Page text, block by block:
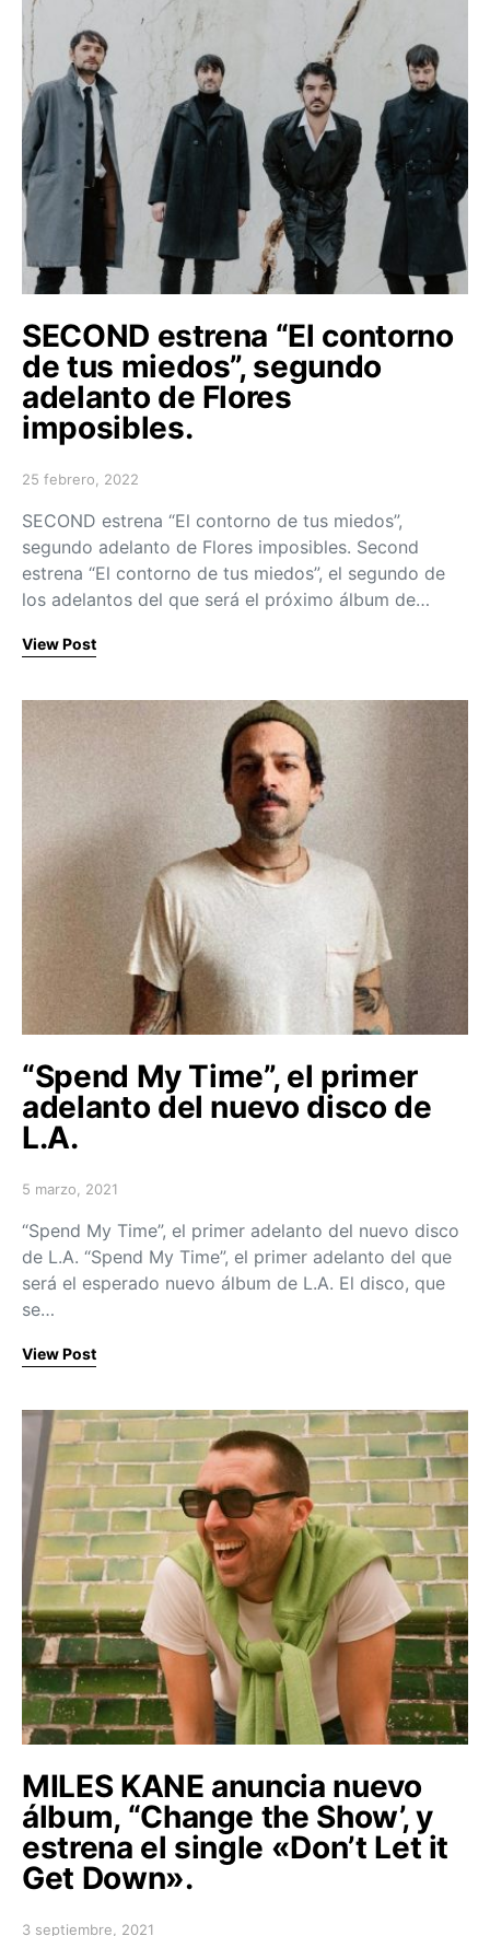
SECOND estrena “El contorno
de tus miedos”, segundo
adelanto de Flores
imposibles.
Posted on
25 febrero, 2022
SECOND estrena “El contorno de tus miedos”,
segundo adelanto de Flores imposibles. Second
estrena “El contorno de tus miedos”, el segundo de
los adelantos del que será el próximo álbum de…
View Post
“Spend My Time”, el primer
adelanto del nuevo disco de
L.A.
Posted on
5 marzo, 2021
“Spend My Time”, el primer adelanto del nuevo disco
de L.A. “Spend My Time”, el primer adelanto del que
será el esperado nuevo álbum de L.A. El disco, que
se…
View Post
MILES KANE anuncia nuevo
álbum, “Change the Show’, y
estrena el single «Don’t Let it
Get Down».
3 septiembre, 2021